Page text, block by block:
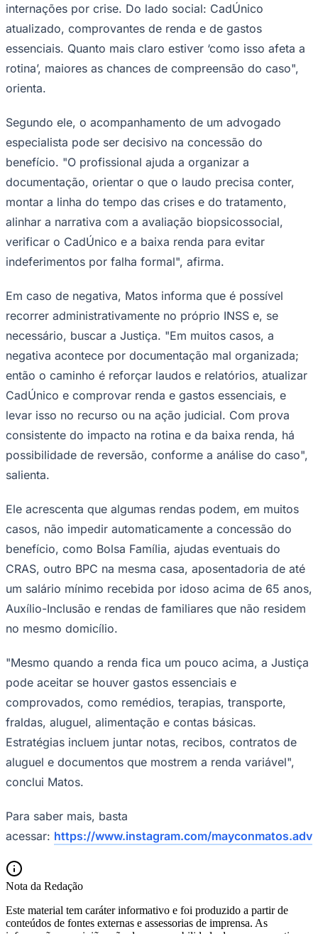
São Paulo
Flamengo
internações por crise. Do lado social: CadÚnico
atualizado, comprovantes de renda e de gastos
essenciais. Quanto mais claro estiver ‘como isso afeta a
rotina’, maiores as chances de compreensão do caso",
orienta.
Segundo ele, o acompanhamento de um advogado
especialista pode ser decisivo na concessão do
benefício. "O profissional ajuda a organizar a
documentação, orientar o que o laudo precisa conter,
montar a linha do tempo das crises e do tratamento,
alinhar a narrativa com a avaliação biopsicossocial,
verificar o CadÚnico e a baixa renda para evitar
indeferimentos por falha formal", afirma.
Em caso de negativa, Matos informa que é possível
recorrer administrativamente no próprio INSS e, se
necessário, buscar a Justiça. "Em muitos casos, a
negativa acontece por documentação mal organizada;
então o caminho é reforçar laudos e relatórios, atualizar
CadÚnico e comprovar renda e gastos essenciais, e
levar isso no recurso ou na ação judicial. Com prova
consistente do impacto na rotina e da baixa renda, há
possibilidade de reversão, conforme a análise do caso",
salienta.
Ele acrescenta que algumas rendas podem, em muitos
casos, não impedir automaticamente a concessão do
benefício, como Bolsa Família, ajudas eventuais do
CRAS, outro BPC na mesma casa, aposentadoria de até
um salário mínimo recebida por idoso acima de 65 anos,
Auxílio-Inclusão e rendas de familiares que não residem
no mesmo domicílio.
"Mesmo quando a renda fica um pouco acima, a Justiça
pode aceitar se houver gastos essenciais e
comprovados, como remédios, terapias, transporte,
fraldas, aluguel, alimentação e contas básicas.
Estratégias incluem juntar notas, recibos, contratos de
aluguel e documentos que mostrem a renda variável",
conclui Matos.
Para saber mais, basta
acessar: https://www.instagram.com/mayconmatos.adv
Nota da Redação
Este material tem caráter informativo e foi produzido a partir de
conteúdos de fontes externas e assessorias de imprensa. As